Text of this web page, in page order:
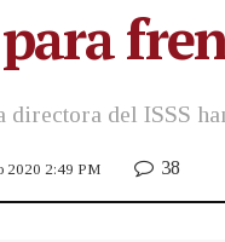
del ISSS
2020 2:49 PM 38